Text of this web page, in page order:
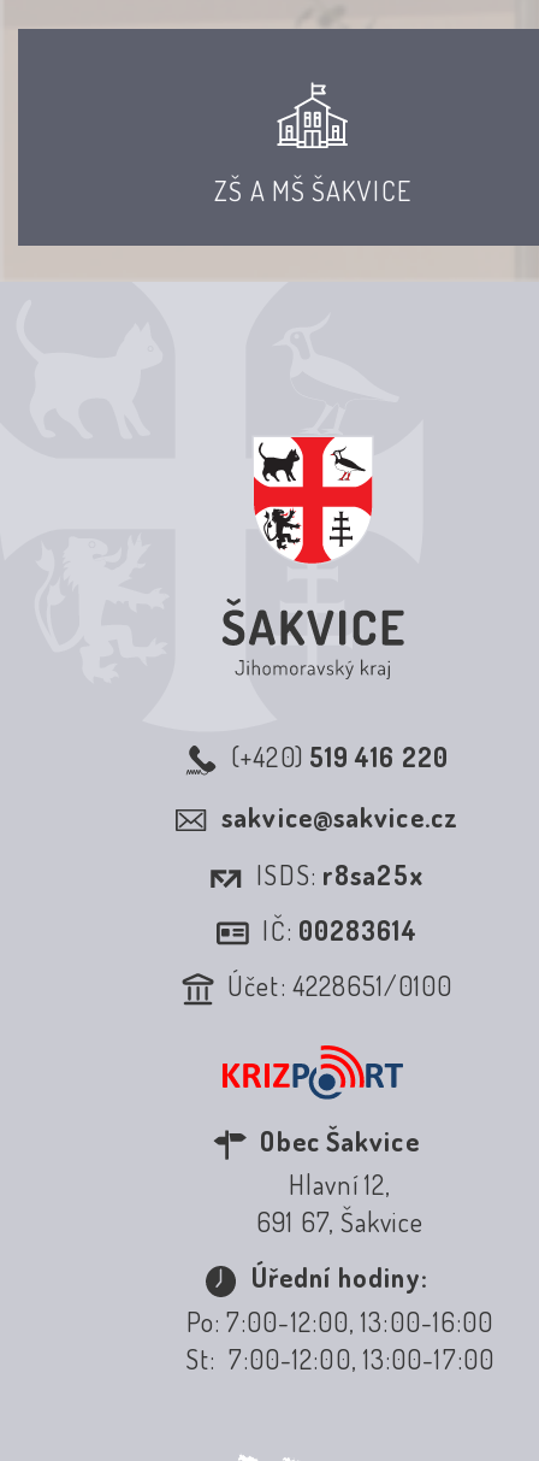
ZŠ A MŠ ŠAKVICE
(+420) 519 416 220
sakvice@sakvice.cz
ISDS: r8sa25x
IČ: 00283614
Účet: 4228651/0100
Obec Šakvice
Hlavní 12,
691 67, Šakvice
Úřední hodiny:
Po: 7:00-12:00, 13:00-16:00
St: 7:00-12:00, 13:00-17:00